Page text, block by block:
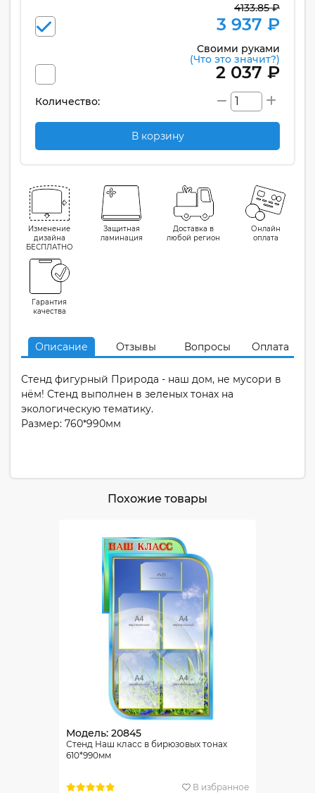
4133.85 ₽
3 937 ₽
Своими руками
(Что это значит?)
2 037 ₽
Количество:
В корзину
Изменение
дизайна
БЕСПЛАТНО
Защитная
ламинация
Доставка в
любой регион
Онлайн
оплата
Гарантия
качества
Описание Отзывы Вопросы Оплата
Стенд фигурный Природа - наш дом, не мусори в
нём! Стенд выполнен в зеленых тонах на
экологическую тематику.
Размер: 760*990мм
Похожие товары
Модель: 20845
Стенд Наш класс в бирюзовых тонах
610*990мм
В избранное